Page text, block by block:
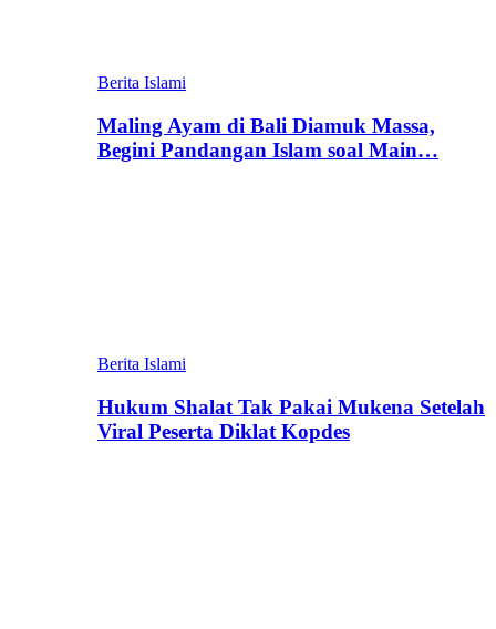
Berita Islami
Maling Ayam di Bali Diamuk Massa,
Begini Pandangan Islam soal Main…
Berita Islami
Hukum Shalat Tak Pakai Mukena Setelah
Viral Peserta Diklat Kopdes